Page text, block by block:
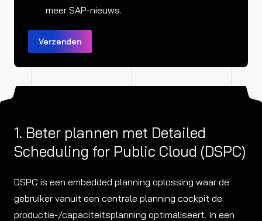
meer SAP-nieuws.
1. Beter plannen met Detailed
Scheduling for Public Cloud (DSPC)
DSPC is een embedded planning oplossing waar de
gebruiker vanuit een centrale planning cockpit de
productie-/capaciteitsplanning optimaliseert. In een